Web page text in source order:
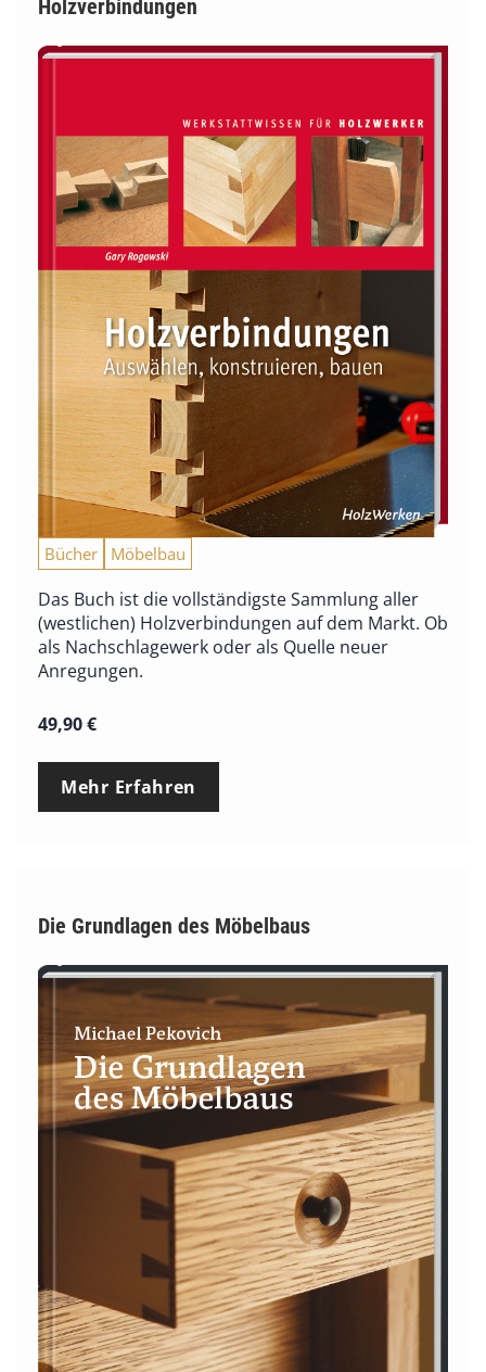
Holzverbindungen
Bücher Möbelbau
Das Buch ist die vollständigste Sammlung aller
(westlichen) Holzverbindungen auf dem Markt. Ob
als Nachschlagewerk oder als Quelle neuer
Anregungen.
49,90€
Mehr Erfahren
Die Grundlagen des Möbelbaus